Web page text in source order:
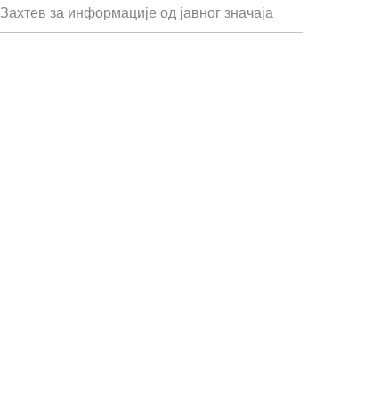
Захтев за информације од јавног значаја